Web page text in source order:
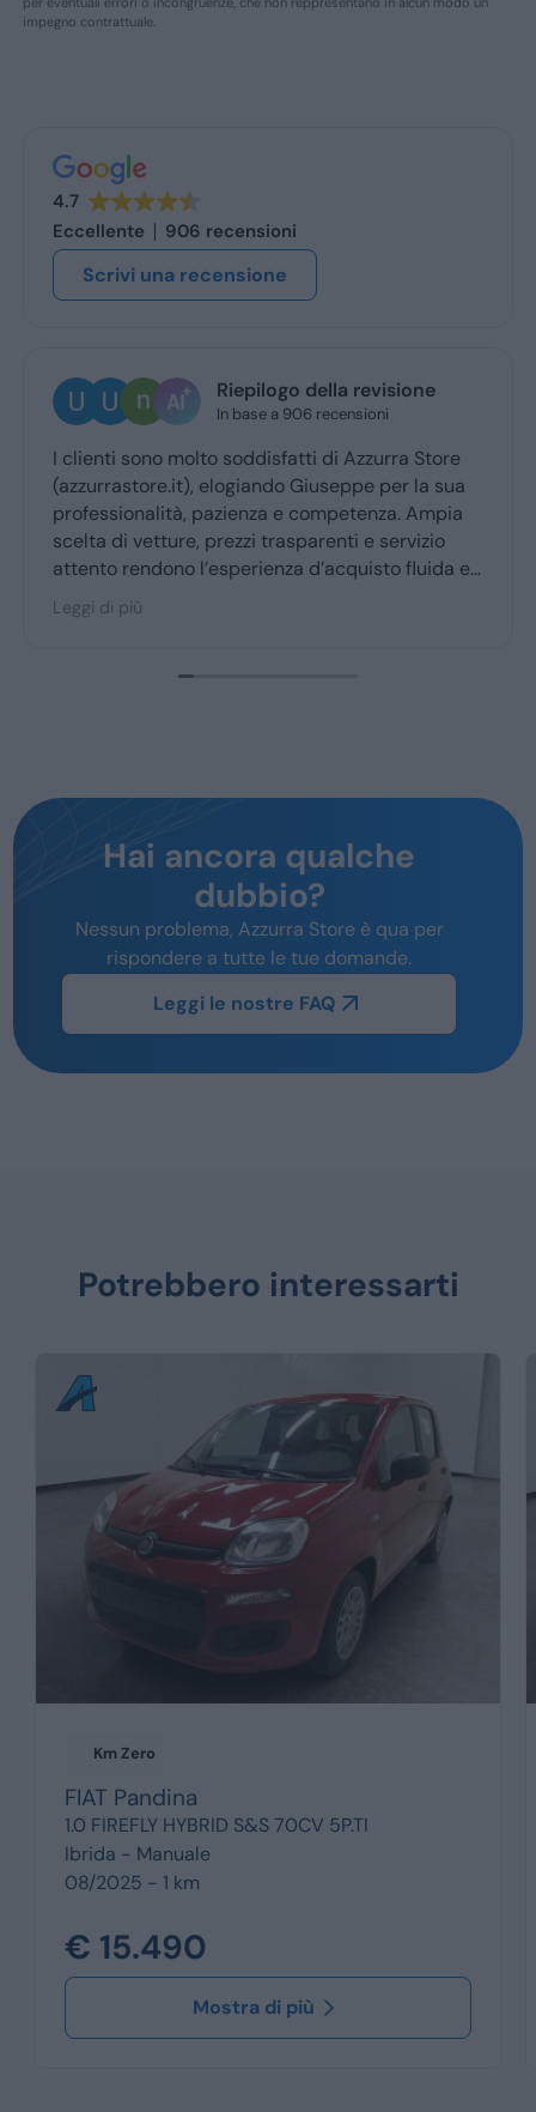
impegno contrattuale.
4.7
Eccellente
906 recensioni
Scrivi una recensione
Riepilogo della revisione
In base a 906 recensioni
I clienti sono molto soddisfatti di Azzurra Store
(azzurrastore.it), elogiando Giuseppe per la sua
professionalità, pazienza e competenza. Ampia
scelta di vetture, prezzi trasparenti e servizio
attento rendono l’esperienza d’acquisto fluida e
piacevole per la maggior parte degli utenti.
Leggi di più
Hai ancora qualche
dubbio?
Nessun problema, Azzurra Store è qua per
rispondere a tutte le tue domande.
Leggi le nostre FAQ
Potrebbero interessarti
Km Zero
FIAT Pandina
1.0 FIREFLY HYBRID S&S 70CV 5P.TI
Ibrida - Manuale
08/2025 - 1 km
€ 15.490
Mostra di più